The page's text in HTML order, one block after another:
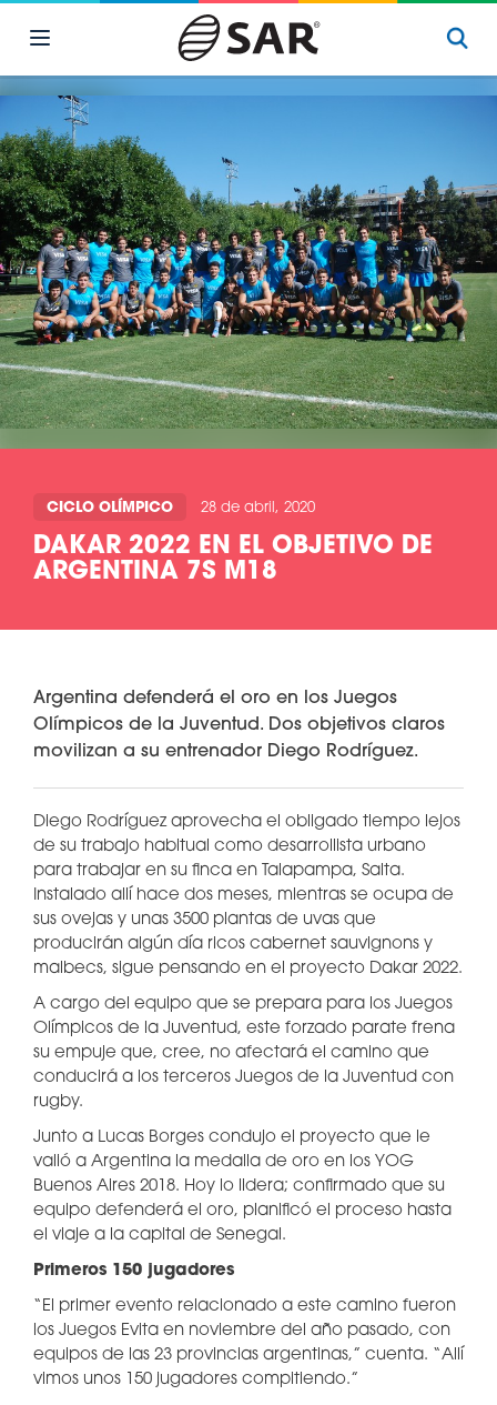
CICLO OLÍMPICO 28 de abril, 2020
DAKAR 2022 EN EL OBJETIVO DE
ARGENTINA 7S M18
Argentina defenderá el oro en los Juegos
Olímpicos de la Juventud. Dos objetivos claros
movilizan a su entrenador Diego Rodríguez.
Diego Rodríguez aprovecha el obligado tiempo lejos
de su trabajo habitual como desarrollista urbano
para trabajar en su finca en Talapampa, Salta.
Instalado allí hace dos meses, mientras se ocupa de
sus ovejas y unas 3500 plantas de uvas que
producirán algún día ricos cabernet sauvignons y
malbecs, sigue pensando en el proyecto Dakar 2022.
A cargo del equipo que se prepara para los Juegos
Olímpicos de la Juventud, este forzado parate frena
su empuje que, cree, no afectará el camino que
conducirá a los terceros Juegos de la Juventud con
rugby.
Junto a Lucas Borges condujo el proyecto que le
valió a Argentina la medalla de oro en los YOG
Buenos Aires 2018. Hoy lo lidera; confirmado que su
equipo defenderá el oro, planificó el proceso hasta
el viaje a la capital de Senegal.
Primeros 150 jugadores
“El primer evento relacionado a este camino fueron
los Juegos Evita en noviembre del año pasado, con
equipos de las 23 provincias argentinas,” cuenta. “Allí
vimos unos 150 jugadores compitiendo.”